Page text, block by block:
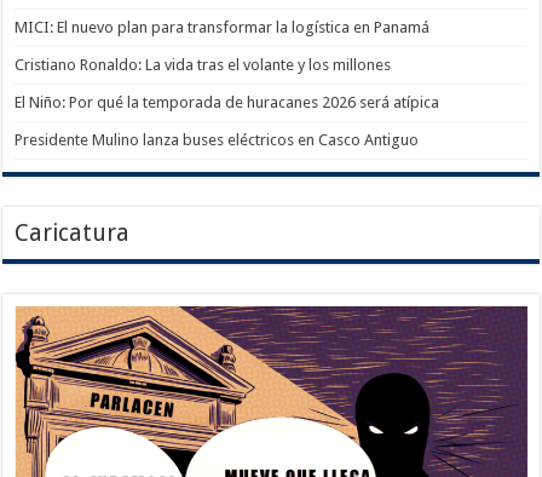
MICI: El nuevo plan para transformar la logística en Panamá
Cristiano Ronaldo: La vida tras el volante y los millones
El Niño: Por qué la temporada de huracanes 2026 será atípica
Presidente Mulino lanza buses eléctricos en Casco Antiguo
Caricatura